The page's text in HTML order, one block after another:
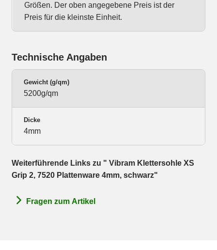
Größen. Der oben angegebene Preis ist der
Preis für die kleinste Einheit.
Technische Angaben
Gewicht (g/qm)
5200g/qm
Dicke
4mm
Weiterführende Links zu " Vibram Klettersohle XS
Grip 2, 7520 Plattenware 4mm, schwarz"
Fragen zum Artikel